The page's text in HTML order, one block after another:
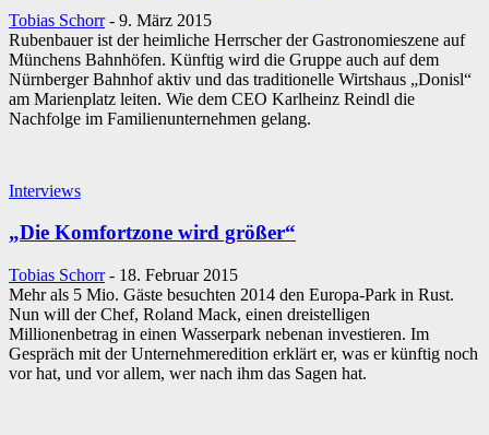
Tobias Schorr - 9. März 2015
Rubenbauer ist der heimliche Herrscher der Gastronomieszene auf
Münchens Bahnhöfen. Künftig wird die Gruppe auch auf dem
Nürnberger Bahnhof aktiv und das traditionelle Wirtshaus „Donisl“
am Marienplatz leiten. Wie dem CEO Karlheinz Reindl die
Nachfolge im Familienunternehmen gelang.
Interviews
„Die Komfortzone wird größer“
Tobias Schorr - 18. Februar 2015
Mehr als 5 Mio. Gäste besuchten 2014 den Europa-Park in Rust.
Nun will der Chef, Roland Mack, einen dreistelligen
Millionenbetrag in einen Wasserpark nebenan investieren. Im
Gespräch mit der Unternehmeredition erklärt er, was er künftig noch
vor hat, und vor allem, wer nach ihm das Sagen hat.